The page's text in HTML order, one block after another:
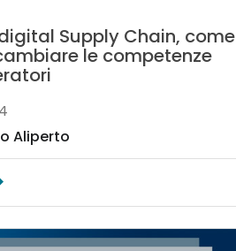
Supply Chain, come
le competenze
Aliperto